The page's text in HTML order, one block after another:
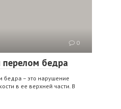
0
перелом бедра
бедра – это нарушение
в ее верхней части. В